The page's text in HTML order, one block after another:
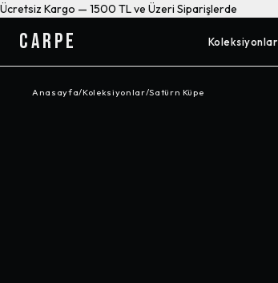
Ücretsiz Kargo — 1500 TL ve Üzeri Siparişlerde
CARPE Koleksiyonlar
Anasayfa/Koleksiyonlar/Satürn Küpe